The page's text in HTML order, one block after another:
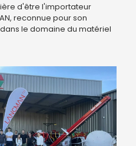
fière d'être l'importateur
reconnue pour son
le domaine du matériel